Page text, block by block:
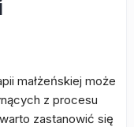
małżeńskiej może
z procesu
zastanowić się